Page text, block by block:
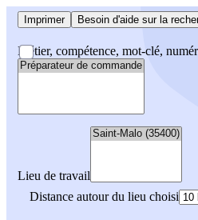
Imprimer Besoin d'aide sur la
Métier, compétence, mot-clé,
Lieu de travail
Distance autour du lieu choisi